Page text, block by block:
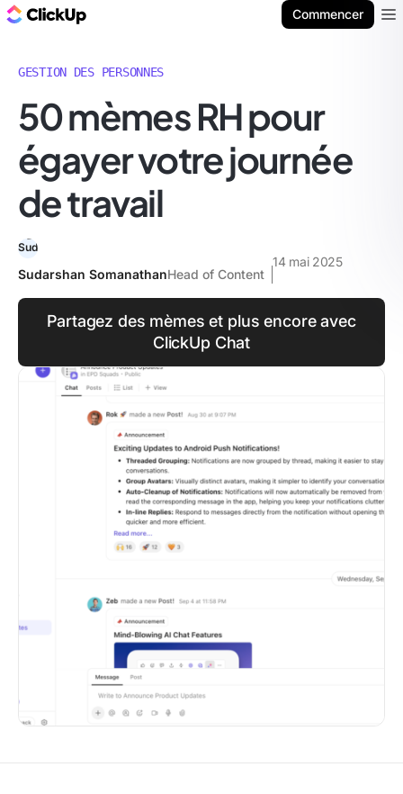
Commencer
GESTION DES PERSONNES
50 mèmes RH pour
égayer votre journée
de travail
Sudarshan SomanathanHead of Content
14 mai 2025
Partagez des mèmes et plus encore avec
ClickUp Chat